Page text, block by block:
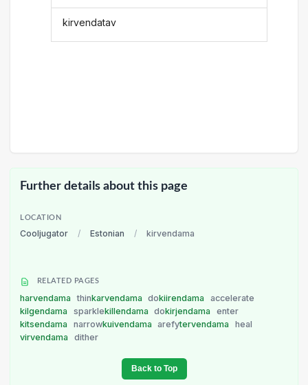
kirvendatav
Further details about this page
LOCATION
Cooljugator / Estonian / kirvendama
RELATED PAGES
harvendama thinkarvendama dokiirendama
accelerate
kilgendama
sparklekillendama dokirjendama
enter
kitsendama
narrowkuivendama arefytervendama
heal
virvendama
dither
Back to Top